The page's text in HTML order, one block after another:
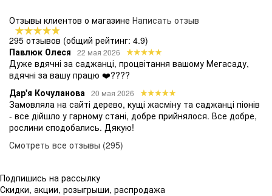
Отзывы клиентов о магазине Написать отзыв
295 отзывов (общий рейтинг: 4.9)
Павлюк Олеся
22 мая 2026
Дуже вдячні за саджанці, процвітання вашому Мегасаду,
вдячні за вашу працю ❤️????
Дар'я Кочуланова
20 мая 2026
Замовляла на сайті дерево, кущі жасміну та саджанці піонів
- все дійшло у гарному стані, добре прийнялося. Все добре,
рослини сподобались. Дякую!
Смотреть все отзывы (295)
Подпишись на рассылку
Скидки, акции, розыгрыши, распродажа